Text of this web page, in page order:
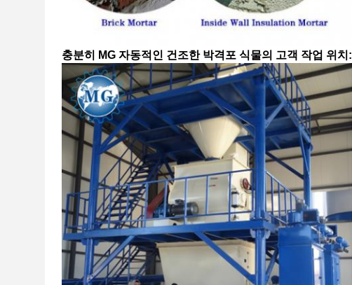
충분히 MG 자동적인 건조한 박격포 식물의 고객 작업 위치: